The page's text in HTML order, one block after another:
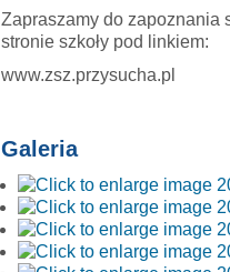
Zapraszamy do zapoznania
stronie szkoły pod linkiem:
www.zsz.przysucha.pl
Galeria